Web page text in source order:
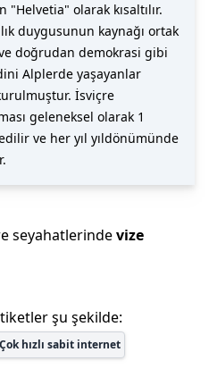
"Helvetia" olarak kısaltılır.
duygusunun kaynağı ortak
doğrudan demokrasi gibi
Alplerde yaşayanlar
İsviçre
geleneksel olarak 1
ve her yıl yıldönümünde
seyahatlerindevize
şu şekilde:
Çok hızlı sabit internet